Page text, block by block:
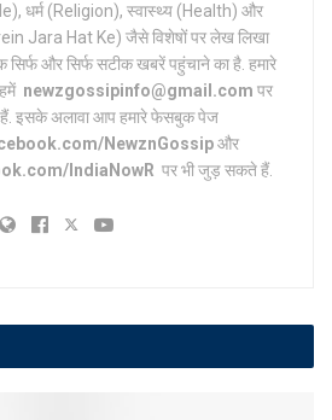
धर्म (Religion), स्वास्थ्य (Health) और
Jara Hat Ke) जैसे विशेषों पर लेख लिखा
सिर्फ और सिर्फ सटीक खबरें पहुंचाने का है. हमारे
newzgossipinfo@gmail.com पर
इसके अलावा आप हमारे फेसबुक पेज
NewznGossipऔर
IndiaNowR पर भी जुड़ सकते हैं.